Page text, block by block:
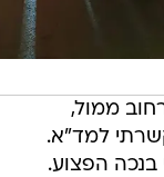
ממול,
למד"א.
בנכה הפצוע.